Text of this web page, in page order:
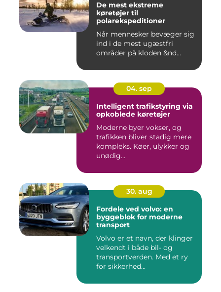
De mest ekstreme
køretøjer til
polarekspeditioner
Når mennesker bevæger sig
ind i de mest ugæstfri
områder på kloden &nd...
04. sep
Intelligent trafikstyring via
opkoblede køretøjer
Moderne byer vokser, og
trafikken bliver stadig mere
kompleks. Køer, ulykker og
unødig...
30. aug
Fordele ved volvo: en
byggeblok for moderne
transport
Volvo er et navn, der klinger
velkendt i både bil- og
transportverden. Med et ry
for sikkerhed...